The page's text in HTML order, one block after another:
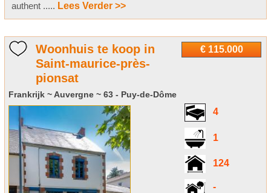
authent ..... Lees Verder >>
€ 115.000
Woonhuis te koop in
Saint-maurice-près-
pionsat
Frankrijk ~ Auvergne ~ 63 - Puy-de-Dôme
4
1
124
-